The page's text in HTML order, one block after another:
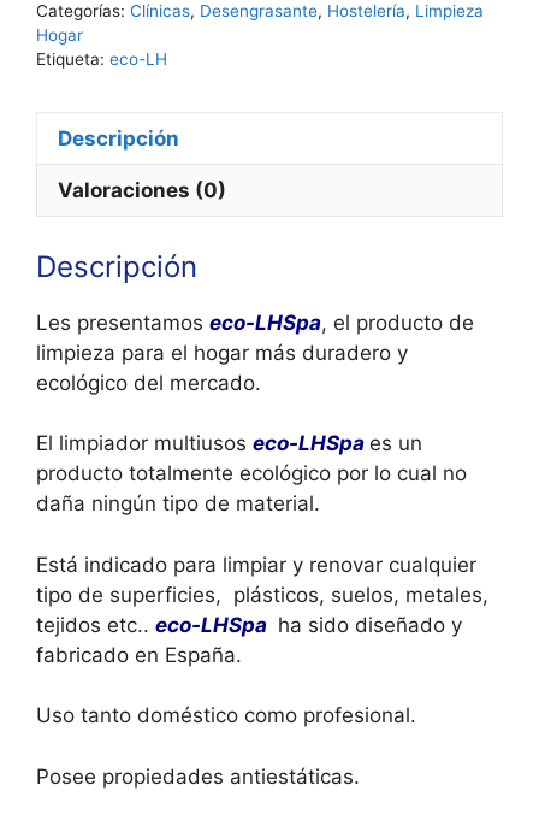
aroma
L
Categorías: Clínicas, Desengrasante, Hostelería, Limpieza
Hogar
Etiqueta: eco-LH
Descripción
Valoraciones (0)
Descripción
Les presentamos eco-LHSpa, el producto de
limpieza para el hogar más duradero y
ecológico del mercado.
El limpiador multiusos eco-LHSpa es un
producto totalmente ecológico por lo cual no
daña ningún tipo de material.
Está indicado para limpiar y renovar cualquier
tipo de superficies, plásticos, suelos, metales,
tejidos etc.. eco-LHSpa ha sido diseñado y
fabricado en España.
Uso tanto doméstico como profesional.
Posee propiedades antiestáticas.